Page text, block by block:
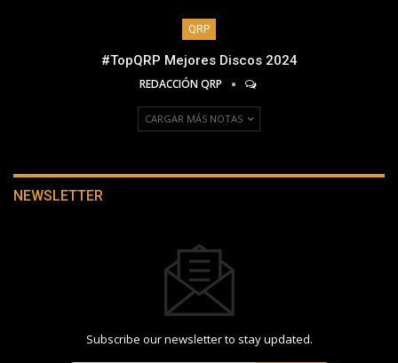
QRP
#TopQRP Mejores Discos 2024
REDACCIÓN QRP
CARGAR MÁS NOTAS
NEWSLETTER
Subscribe our newsletter to stay updated.